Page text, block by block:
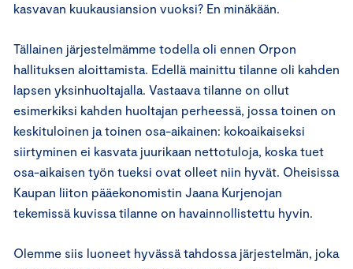
kasvavan kuukausiansion vuoksi? En minäkään.
Tällainen järjestelmämme todella oli ennen Orpon
hallituksen aloittamista. Edellä mainittu tilanne oli kahden
lapsen yksinhuoltajalla. Vastaava tilanne on ollut
esimerkiksi kahden huoltajan perheessä, jossa toinen on
keskituloinen ja toinen osa-aikainen: kokoaikaiseksi
siirtyminen ei kasvata juurikaan nettotuloja, koska tuet
osa-aikaisen työn tueksi ovat olleet niin hyvät. Oheisissa
Kaupan liiton pääekonomistin Jaana Kurjenojan
tekemissä kuvissa tilanne on havainnollistettu hyvin.
Olemme siis luoneet hyvässä tahdossa järjestelmän, joka